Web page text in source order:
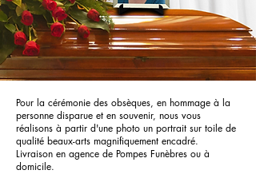
Pour la cérémonie des obsèques, en hommage à la
personne disparue et en souvenir, nous vous
réalisons à partir d'une photo un portrait sur toile de
qualité beaux-arts magnifiquement encadré.
Livraison en agence de Pompes Funèbres ou à
domicile.